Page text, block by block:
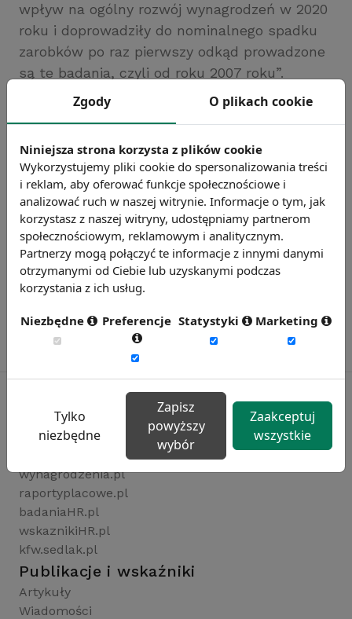
wpływ na ogólny rozwój wynagrodzeń w 2020
roku i doprowadziły do nominalnego spadku
zarobków po raz pierwszy odkąd prowadzone
są te badania, czyli od roku 2007 roku”.
Chcesz wiedzieć więcej?
Rynekpracy.pl
wynagrodzenia.pl
raportyplacowe.pl
badaniaHR.pl
wskaznikiHR.pl
kfw.sedlak.pl
Publikacje i wskaźniki
Artykuły
Wiadomości
Zgody O plikach cookie
Niniejsza strona korzysta z plików cookie
Wykorzystujemy pliki cookie do spersonalizowania treści
i reklam, aby oferować funkcje społecznościowe i
analizować ruch w naszej witrynie. Informacje o tym, jak
korzystasz z naszej witryny, udostępniamy partnerom
społecznościowym, reklamowym i analitycznym.
Partnerzy mogą połączyć te informacje z innymi danymi
otrzymanymi od Ciebie lub uzyskanymi podczas
korzystania z ich usług.
Niezbędne Preferencje Statystyki Marketing
Tylko
niezbędne
Zapisz
powyższy
wybór
Zaakceptuj
wszystkie